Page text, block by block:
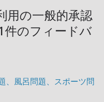
用の一般的承認
件のフィードバ
、風呂問題、スポーツ問